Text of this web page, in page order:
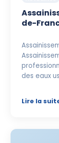
de-
des eaux
Lire la